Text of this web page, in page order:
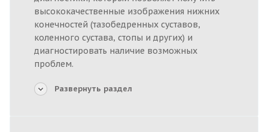
высококачественные изображения нижних
конечностей (тазобедренных суставов,
коленного сустава, стопы и других) и
диагностировать наличие возможных
проблем.
Развернуть раздел